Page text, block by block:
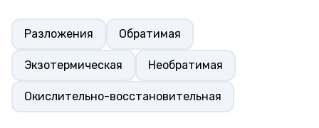
Разложения Обратимая
Экзотермическая Необратимая
Окислительно-восстановительная